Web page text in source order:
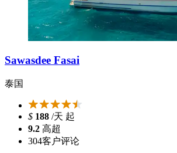
Sawasdee Fasai
泰国
$ 188 /天 起
9.2 高超
304客户评论